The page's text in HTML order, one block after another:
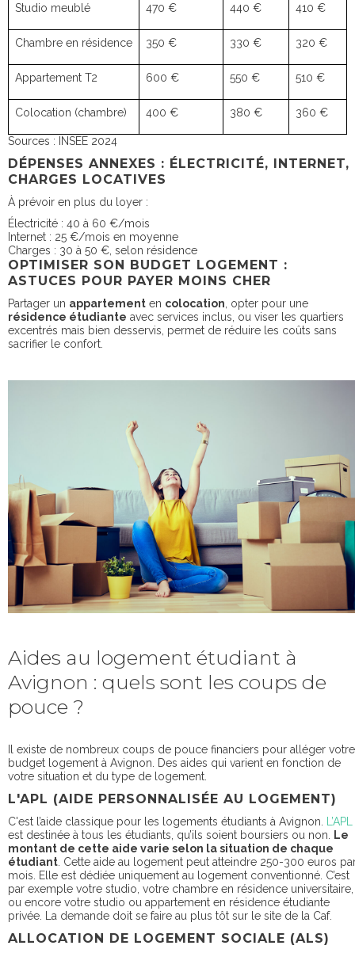
Studio meublé 470 € 440 € 410 €
Chambre en résidence 350 € 330 € 320 €
Appartement T2 600 € 550 € 510 €
Colocation (chambre) 400 € 380 € 360 €
Sources : INSEE 2024
DÉPENSES ANNEXES : ÉLECTRICITÉ, INTERNET,
CHARGES LOCATIVES
À prévoir en plus du loyer :
Électricité : 40 à 60 €/mois
Internet : 25 €/mois en moyenne
Charges : 30 à 50 €, selon résidence
OPTIMISER SON BUDGET LOGEMENT :
ASTUCES POUR PAYER MOINS CHER
Partager un appartement en colocation , opter pour une
résidence étudiante avec services inclus, ou viser les quartiers
excentrés mais bien desservis, permet de réduire les coûts sans
sacrifier le confort.
Aides au logement étudiant à
Avignon : quels sont les coups de
pouce ?
Il existe de nombreux coups de pouce financiers pour alléger votre
budget logement à Avignon. Des aides qui varient en fonction de
votre situation et du type de logement.
L'APL (AIDE PERSONNALISÉE AU LOGEMENT)
C'est l’aide classique pour les logements étudiants à Avignon.
L’APL
est destinée à tous les étudiants, qu’ils soient boursiers ou non.
Le
montant de cette aide varie selon la situation de chaque
étudiant . Cette aide au logement peut atteindre 250-300 euros
mois . Elle est dédiée uniquement au logement conventionné. C’est
par exemple votre studio, votre chambre en résidence universitaire,
ou encore votre studio ou appartement en résidence étudiante
privée. La demande doit se faire au plus tôt sur le site de la Caf.
ALLOCATION DE LOGEMENT SOCIALE (ALS)